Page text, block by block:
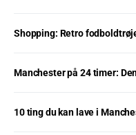
Shopping: Retro
Manchester på 24 timer:
10 ting du kan lave i